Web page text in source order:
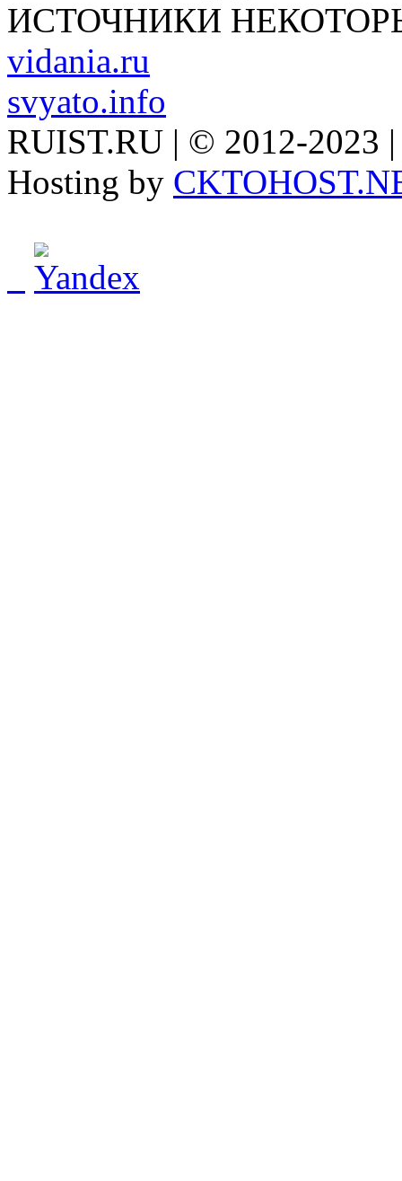
ИСТОЧНИКИ
vidania.ru
svyato.info
RUIST.RU | © 2012-2023
Hosting by